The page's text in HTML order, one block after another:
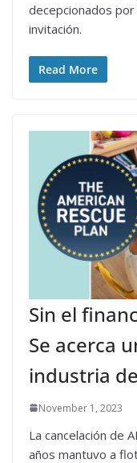
decepcionados
invitación.
Read More
Sin el
Se acerca
industria
November 1, 2023
La cancelación de
años mantuvo a